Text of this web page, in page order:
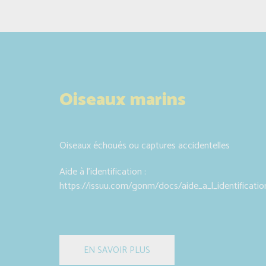
Oiseaux marins
Oiseaux échoués ou captures accidentelles
Aide à l’identification :
https://issuu.com/gonm/docs/